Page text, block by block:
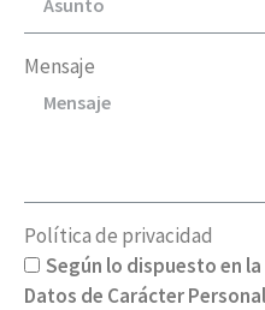
Mensaje
Política de privacidad
Según lo dispuesto en
Datos de Carácter